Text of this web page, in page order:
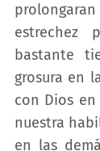
estrechez
bastante
grosura en
con Dios
nuestra
en las